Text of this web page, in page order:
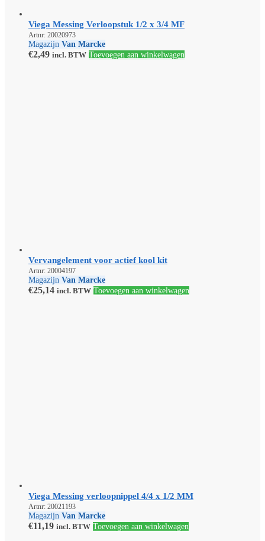
Viega Messing Verloopstuk 1/2 x 3/4 MF
Artnr: 20020973
Magazijn Van Marcke
€2,49 incl. BTW Toevoegen aan winkelwagen
Vervangelement voor actief kool kit
Artnr: 20004197
Magazijn Van Marcke
€25,14 incl. BTW Toevoegen aan winkelwagen
Viega Messing verloopnippel 4/4 x 1/2 MM
Artnr: 20021193
Magazijn Van Marcke
€11,19 incl. BTW Toevoegen aan winkelwagen